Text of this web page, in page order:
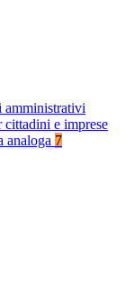
amministrativi
e imprese
analoga 7